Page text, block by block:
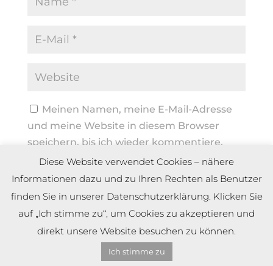
Meinen Namen, meine E-Mail-Adresse
und meine Website in diesem Browser
speichern, bis ich wieder kommentiere.
Copyright by Dennis Meier
Diese Website verwendet Cookies – nähere
Informationen dazu und zu Ihren Rechten als Benutzer
finden Sie in unserer Datenschutzerklärung. Klicken Sie
auf „Ich stimme zu“, um Cookies zu akzeptieren und
direkt unsere Website besuchen zu können.
Ich stimme zu